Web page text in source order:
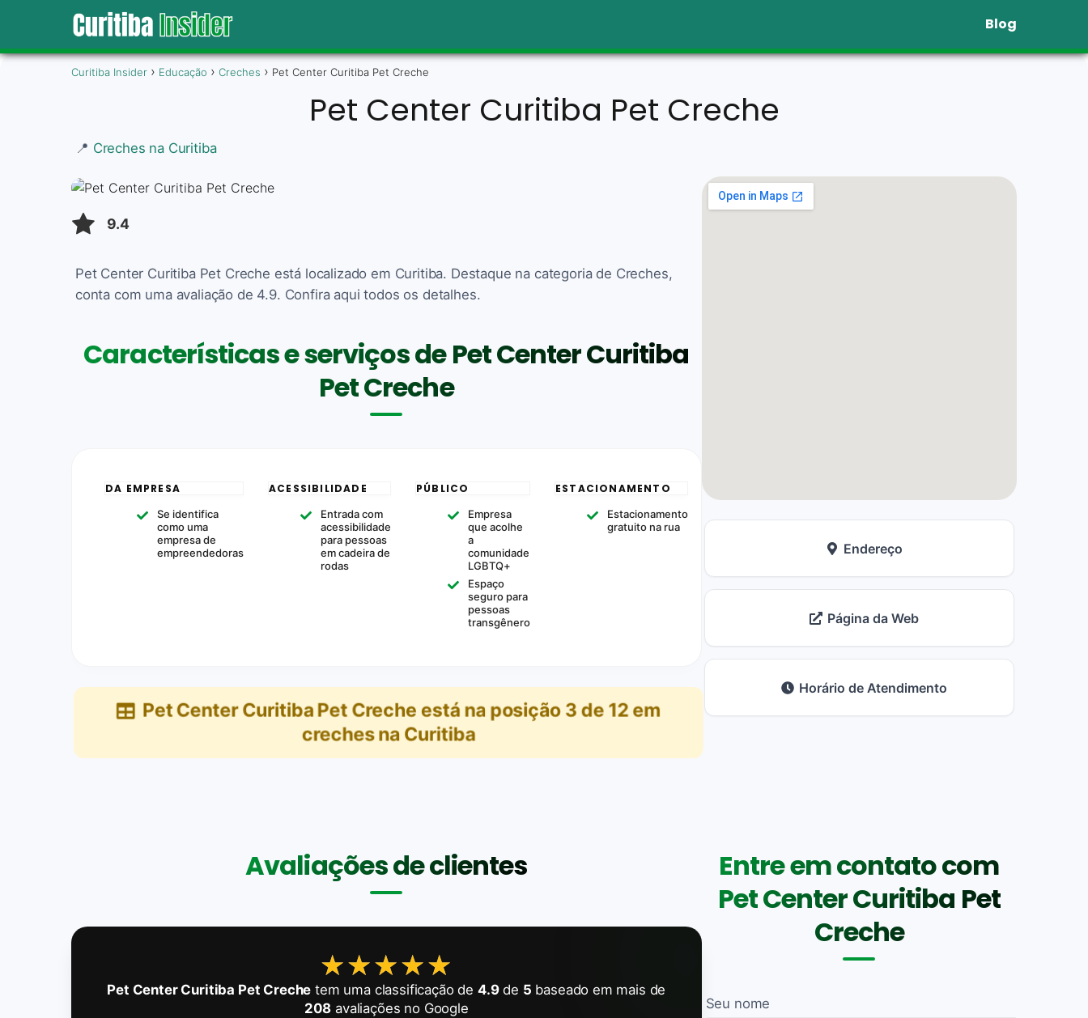
Blog
Curitiba Insider Educação Creches Pet Center Curitiba Pet Creche
Pet Center Curitiba Pet Creche
📍 Creches na Curitiba
9.4
Pet Center Curitiba Pet Creche está localizado em Curitiba. Destaque na categoria de Creches,
conta com uma avaliação de 4.9. Confira aqui todos os detalhes.
Características e serviços de Pet Center Curitiba
Pet Creche
DA EMPRESA
Se identifica
como uma
empresa de
empreendedoras
ACESSIBILIDADE
Entrada com
acessibilidade
para pessoas
em cadeira de
rodas
PÚBLICO
Empresa
que acolhe
a
comunidade
LGBTQ+
Espaço
seguro para
pessoas
transgênero
ESTACIONAMENTO
Estacionamento
gratuito na rua
Pet Center Curitiba Pet Creche está na posição 3 de 12 em
creches na Curitiba
Endereço
Página da Web
Horário de Atendimento
Avaliações de clientes
★★★★★
★★★★★
Pet Center Curitiba Pet Creche tem uma classificação de 4.9de 5 baseado em mais de
208 avaliações no Google
Entre em contato com
Pet Center Curitiba Pet
Creche
Seu nome